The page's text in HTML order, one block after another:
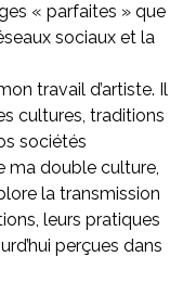
« parfaites » que
sociaux et la
travail d’artiste. Il
cultures, traditions
sociétés
ma double culture,
la transmission
leurs pratiques
perçues dans